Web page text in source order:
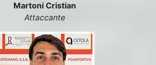
Martoni Cristian
Attaccante